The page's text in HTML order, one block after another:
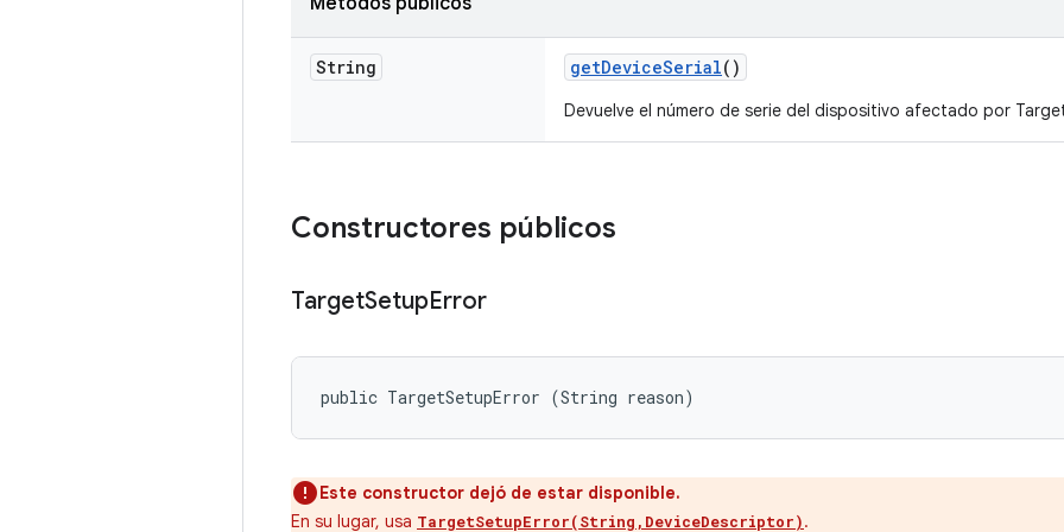
String getDeviceSerial()
Devuelve el número de serie del dispositivo afectado por
Constructores públicos
TargetSetupError
public TargetSetupError (String reason)
Este constructor dejó de estar disponible.
En su lugar, usa TargetSetupError(String,DeviceDescriptor).